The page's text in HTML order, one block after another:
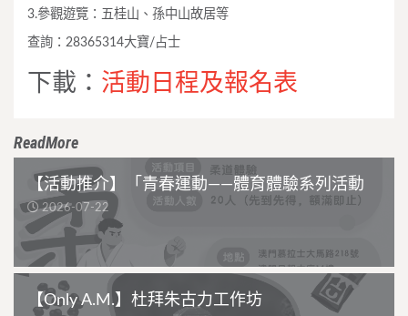
3.參觀遊覽：五桂山、孫中山故居等
查詢：28365314大寶/占士
下載： 活動日程及報名表
ReadMore
【活動推介】「青春運動——體育體驗系列活動
2026-07-22
【Only A.M.】杜拜朱古力工作坊